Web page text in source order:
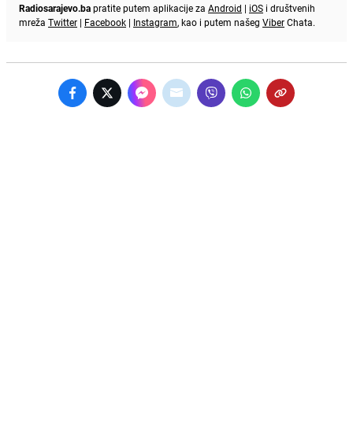
Radiosarajevo.bapratite putem aplikacije za Android | iOS i društvenih
mreža Twitter | Facebook | Instagram, kao i putem našeg ViberChata.